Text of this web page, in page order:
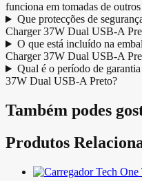
funciona em tomadas de outros
Que protecções de
Charger 37W Dual USB-A
O que está incluído na
Charger 37W Dual USB-A
Qual é o período de
37W Dual USB-A Preto?
Também podes
Produtos